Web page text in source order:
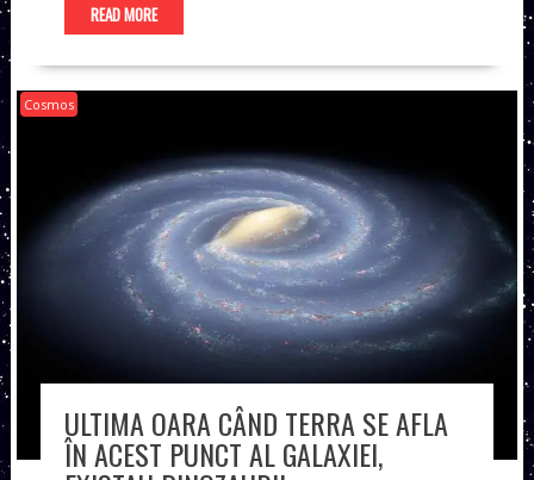
READ MORE
Cosmos
ULTIMA OARA CÂND TERRA SE AFLA
ÎN ACEST PUNCT AL GALAXIEI,